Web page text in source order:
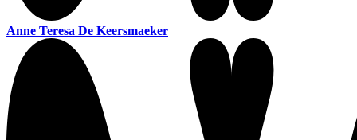
Anne Teresa De Keersmaeker